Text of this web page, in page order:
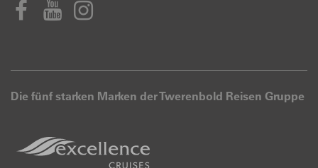
Die fünf starken Marken der Twerenbold Reisen Gruppe